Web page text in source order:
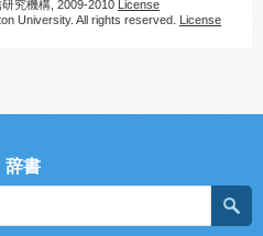
究機構, 2009-2010 License
University. All rights reserved. License
辞書